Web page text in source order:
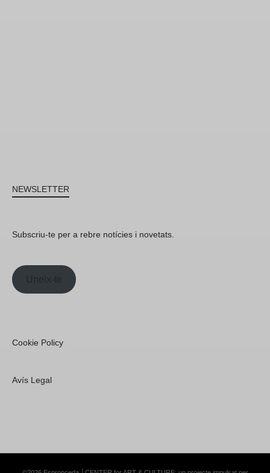
NEWSLETTER
Subscriu-te per a rebre notícies i novetats.
Uneix-te
Cookie Policy
Avís Legal